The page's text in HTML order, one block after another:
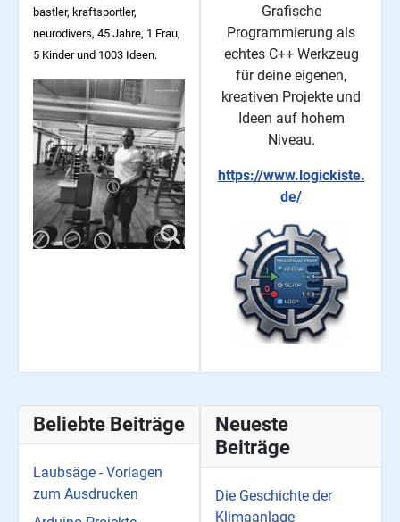
bastler, kraftsportler,
neurodivers, 45 Jahre, 1 Frau,
5 Kinder und 1003 Ideen.
Grafische
Programmierung als
echtes C++ Werkzeug
für deine eigenen,
kreativen Projekte und
Ideen auf hohem
Niveau.
https://www.logickiste.
de/
Beliebte Beiträge
Laubsäge - Vorlagen
zum Ausdrucken
Neueste
Beiträge
Die Geschichte der
Klimaanlage